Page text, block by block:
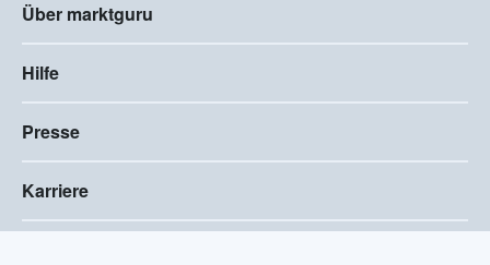
Über marktguru
Hilfe
Presse
Karriere